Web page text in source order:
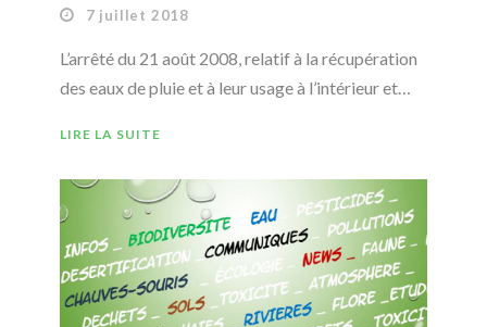
7 juillet 2018
L’arrêté du 21 août 2008, relatif à la récupération
des eaux de pluie et à leur usage à l’intérieur et…
LIRE LA SUITE